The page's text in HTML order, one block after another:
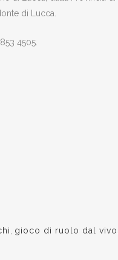
di Lucca.
853 4505.
gioco di ruolo dal vivo